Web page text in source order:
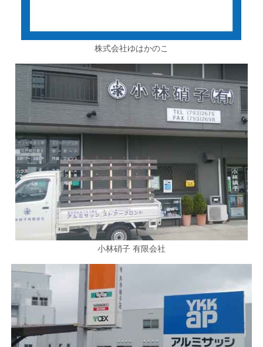
株式会社ゆはかのこ
小林硝子 有限会社